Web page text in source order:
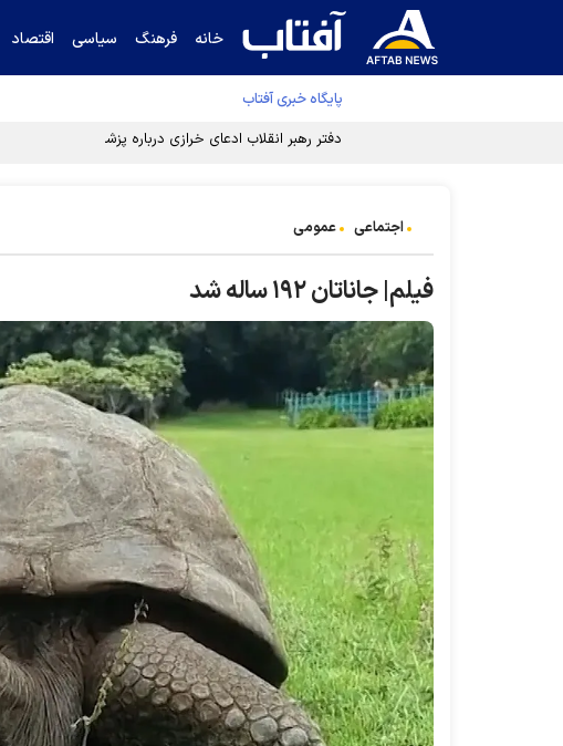
خانه فرهنگ سیاسی اقتصاد
پایگاه خبری آفتاب
دفتر رهبر انقلاب ادعای خرازی درباره پزشکیان را تکذیب کرد
اجتماعی عمومی
فیلم| جاناتان ۱۹۲ ساله شد